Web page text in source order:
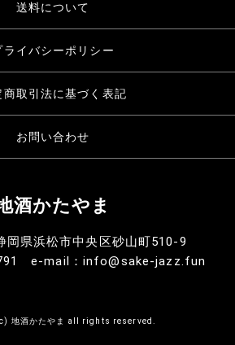
送料について
ライバシーポリシー
商取引法に基づく表記
お問い合わせ
酒かたやま
岡県浜松市中央区砂山町510-9
e-mail：info@sake-jazz.fun
地酒かたやま all rights reserved.